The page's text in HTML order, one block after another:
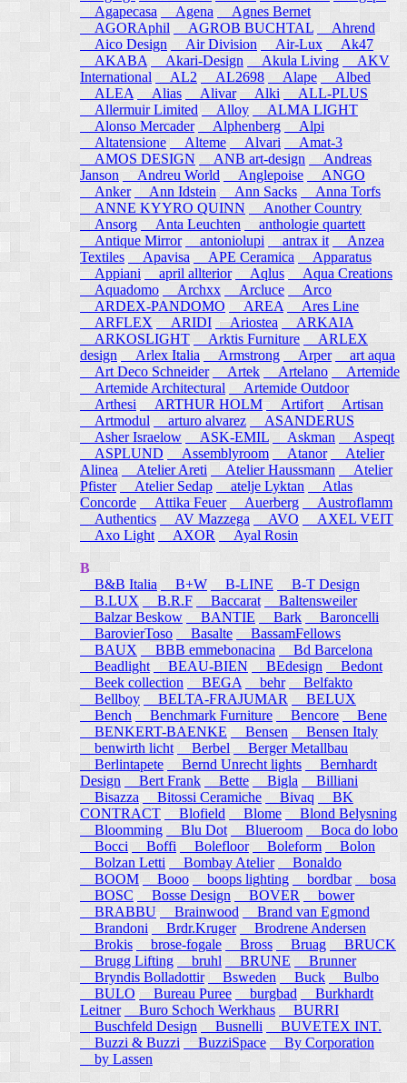
Agapecasa
Agena
Agnes Bernet
AGORAphil
AGROB BUCHTAL
Ahrend
Aico Design
Air Division Air-Lux
Ak47
AKABA
Akari-Design Akula Living
AKV
International
AL2 AL2698 Alape
Albed
ALEA
Alias Alivar Alki
ALL-PLUS
Allermuir Limited
Alloy
ALMA LIGHT
Alonso Mercader
Alphenberg
Alpi
Altatensione
Alteme Alvari
Amat-3
AMOS DESIGN
ANB art-design
Andreas
Janson
Andreu World Anglepoise
ANGO
Anker
Ann Idstein Ann Sacks
Anna Torfs
ANNE KYYRO QUINN
Another Country
Ansorg
Anta Leuchten
anthologie quartett
Antique Mirror
antoniolupi antrax it
Anzea
Textiles
Apavisa APE Ceramica
Apparatus
Appiani
april allterior Aqlus Aqua Creations
Aquadomo
Archxx Arcluce
Arco
ARDEX-PANDOMO
AREA
Ares Line
ARFLEX
ARIDI Ariostea
ARKAIA
ARKOSLIGHT
Arktis Furniture
ARLEX
design
Arlex Italia Armstrong Arper
art aqua
Art Deco Schneider
Artek Artelano
Artemide
Artemide Architectural
Artemide Outdoor
Arthesi
ARTHUR HOLM Artifort
Artisan
Artmodul
arturo alvarez
ASANDERUS
Asher Israelow
ASK-EMIL Askman
Aspeqt
ASPLUND
Assemblyroom Atanor
Atelier
Alinea
Atelier Areti Atelier Haussmann
Atelier
Pfister
Atelier Sedap atelje Lyktan
Atlas
Concorde
Attika Feuer Auerberg
Austroflamm
Authentics
AV Mazzega AVO
AXEL VEIT
Axo Light
AXOR Ayal Rosin
B
B&B Italia
B+W B-LINE
B-T Design
B.LUX
B.R.F Baccarat
Baltensweiler
Balzar Beskow
BANTIE Bark
Baroncelli
BarovierToso
Basalte
BassamFellows
BAUX
BBB emmebonacina
Bd Barcelona
Beadlight
BEAU-BIEN BEdesign
Bedont
Beek collection
BEGA behr
Belfakto
Bellboy
BELTA-FRAJUMAR
BELUX
Bench
Benchmark Furniture Bencore
Bene
BENKERT-BAENKE
Bensen
Bensen Italy
benwirth licht
Berbel
Berger Metallbau
Berlintapete
Bernd Unrecht lights
Bernhardt
Design
Bert Frank Bette Bigla
Billiani
Bisazza
Bitossi Ceramiche Bivaq
BK
CONTRACT
Blofield Blome Blond Belysning
Bloomming
Blu Dot Blueroom
Boca do lobo
Bocci
Boffi Bolefloor Boleform
Bolon
Bolzan Letti
Bombay Atelier
Bonaldo
BOOM
Booo boops lighting bordbar
bosa
BOSC
Bosse Design BOVER
bower
BRABBU
Brainwood
Brand van Egmond
Brandoni
Brdr.Kruger
Brodrene Andersen
Brokis
brose-fogale Bross Bruag
BRUCK
Brugg Lifting
bruhl BRUNE
Brunner
Bryndis Bolladottir
Bsweden Buck
Bulbo
BULO
Bureau Puree burgbad
Burkhardt
Leitner
Buro Schoch Werkhaus
BURRI
Buschfeld Design
Busnelli
BUVETEX INT.
Buzzi & Buzzi
BuzziSpace By Corporation
by Lassen